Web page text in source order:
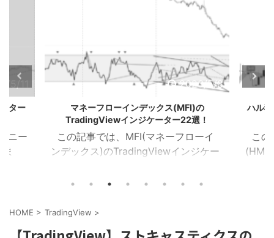
ター
ニー
ン サ
2023/5/8
マネーフローインデックス(MFI)の
TradingViewインジケーター22選！
この記事では、MFI(マネーフローイ
ンデックス)のTradingViewインジケー
フローインデックス MFIカラー マネー
ス MFIヒストグラム MFIトレンドライ
ハル
この
HOME > TradingView >